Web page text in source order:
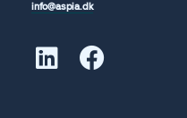
info@aspia.dk